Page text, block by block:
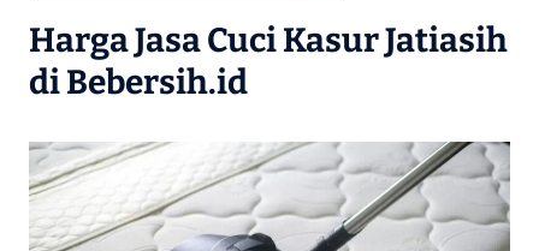
Harga Jasa Cuci Kasur Jatiasih
di Bebersih.id